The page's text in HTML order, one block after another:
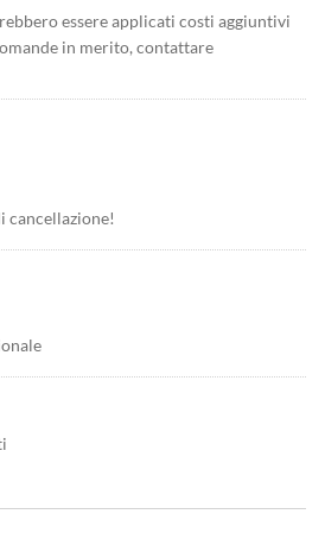
essere applicati costi aggiuntivi
in merito, contattare
cancellazione!